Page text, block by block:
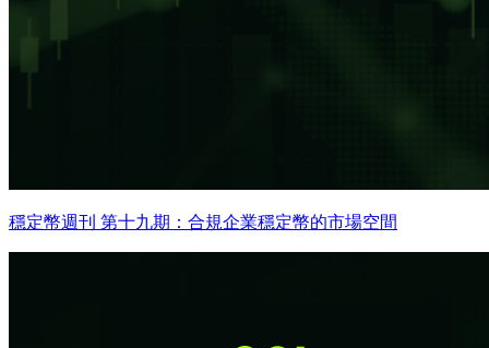
穩定幣週刊 第十九期：合規企業穩定幣的市場空間